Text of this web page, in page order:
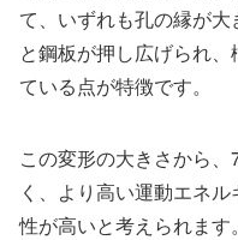
て、いずれも孔の縁が
と鋼板が押し広げられ
ている点が特徴です。
この変形の大きさから
く、より高い運動エネ
性が高いと考えられます。